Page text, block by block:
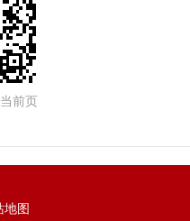
前页
地图